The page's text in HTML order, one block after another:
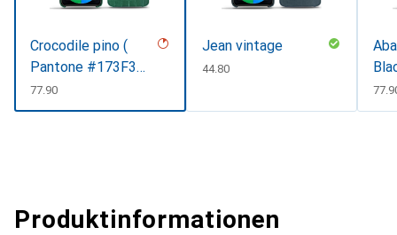
Crocodile pino (
Pantone #173F35
)
CHF
77.90
Jean vintage
CHF
44.80
CHF
Produktinformationen